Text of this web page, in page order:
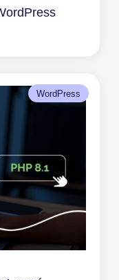
WordPress